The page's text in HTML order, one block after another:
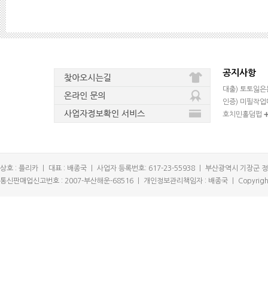
공지사항
대출) 토토잃
인증) 미필작
호치민홀덤펍
상호 : 플리카 대표 : 배종국 사업자 등록번호: 617-23-55938
부산광역시 기장군
통신판매업신고번호 : 2007-부산해운-68516
개인정보관리책임자 : 배종국